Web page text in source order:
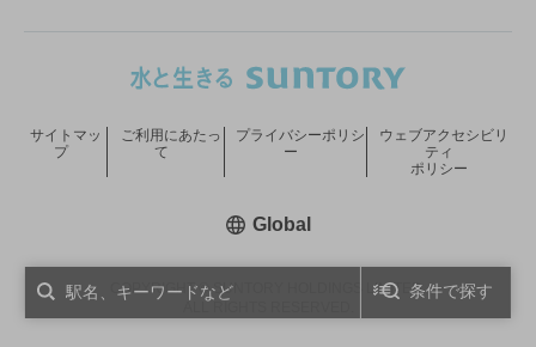
条件で探す
COPYRIGHT © SUNTORY HOLDINGS LIMITED.
サイトマッ
プ
ご利用にあたっ
て
プライバシーポリシ
ー
ウェブアクセシビリ
ティ
ポリシー
Global新しいウィンドウで開く